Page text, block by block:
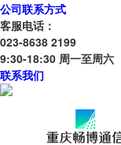
公司联系方式
客服电话：
023-8638 2199
9:30-18:30 周一至周六
联系我们